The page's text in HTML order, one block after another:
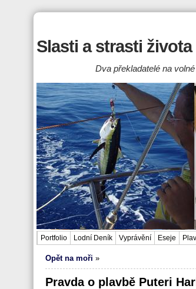
Slasti a strasti
Dva překladatelé na
Portfolio Lodní Deník Vyprávění Eseje
Opět na moři »
Pravda o plavbě Puteri